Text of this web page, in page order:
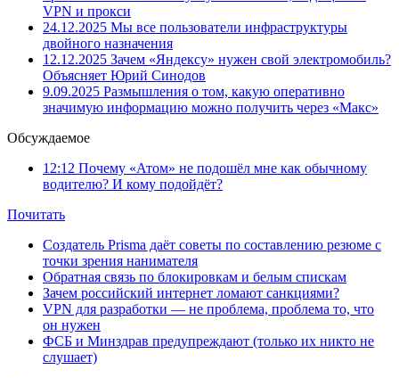
VPN и прокси
24.12.2025 Мы все пользователи инфраструктуры
двойного назначения
12.12.2025 Зачем «Яндексу» нужен свой электромобиль?
Объясняет Юрий Синодов
9.09.2025 Размышления о том, какую оперативно
значимую информацию можно получить через «Макс»
Обсуждаемое
12:12 Почему «Атом» не подошёл мне как обычному
водителю? И кому подойдёт?
Почитать
Создатель Prisma даёт советы по составлению резюме с
точки зрения нанимателя
Обратная связь по блокировкам и белым спискам
Зачем российский интернет ломают санкциями?
VPN для разработки — не проблема, проблема то, что
он нужен
ФСБ и Минздрав предупреждают (только их никто не
слушает)